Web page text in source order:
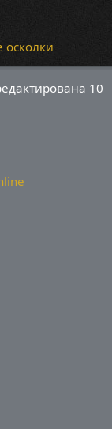
10